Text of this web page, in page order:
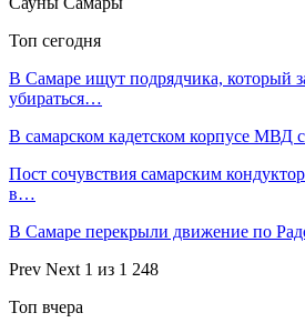
Топ сегодня
В Самаре ищут подрядчика, который
убираться…
В самарском кадетском корпусе МВД
Пост сочувствия самарским
в…
В Самаре перекрыли движение по
Prev Next 1 из 1 248
Топ вчера